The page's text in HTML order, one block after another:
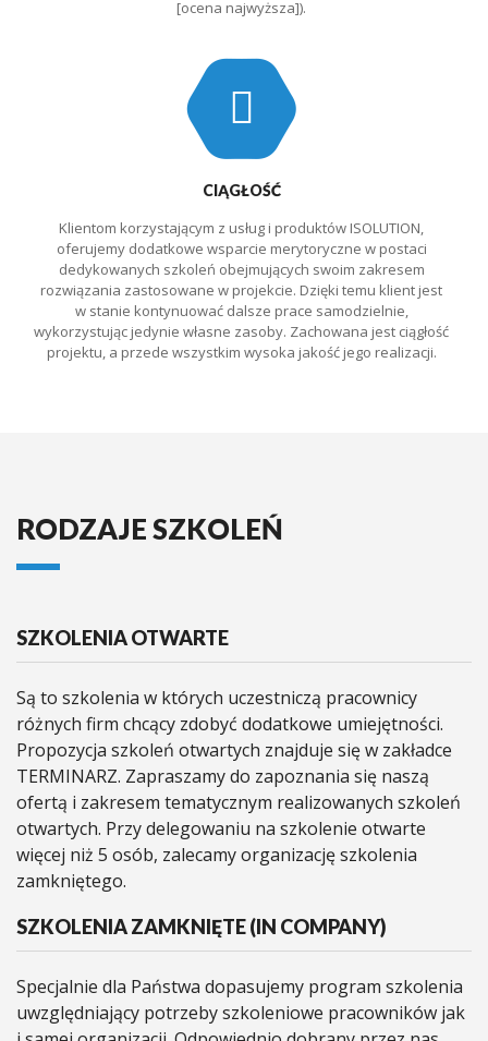
[ocena najwyższa]).
CIĄGŁOŚĆ
Klientom korzystającym z usług i produktów ISOLUTION,
oferujemy dodatkowe wsparcie merytoryczne w postaci
dedykowanych szkoleń obejmujących swoim zakresem
rozwiązania zastosowane w projekcie. Dzięki temu klient jest
w stanie kontynuować dalsze prace samodzielnie,
wykorzystując jedynie własne zasoby. Zachowana jest ciągłość
projektu, a przede wszystkim wysoka jakość jego realizacji.
RODZAJE SZKOLEŃ
SZKOLENIA OTWARTE
Są to szkolenia w których uczestniczą pracownicy
różnych firm chcący zdobyć dodatkowe umiejętności.
Propozycja szkoleń otwartych znajduje się w zakładce
TERMINARZ. Zapraszamy do zapoznania się naszą
ofertą i zakresem tematycznym realizowanych szkoleń
otwartych. Przy delegowaniu na szkolenie otwarte
więcej niż 5 osób, zalecamy organizację szkolenia
zamkniętego.
SZKOLENIA ZAMKNIĘTE (IN COMPANY)
Specjalnie dla Państwa dopasujemy program szkolenia
uwzględniający potrzeby szkoleniowe pracowników jak